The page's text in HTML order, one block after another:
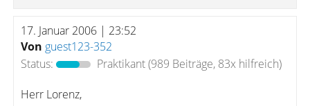
17. Januar 2006 | 23:52
Von guest123-352
Status:
Praktikant(989 Beiträge, 83x hilfreich)
Herr Lorenz,